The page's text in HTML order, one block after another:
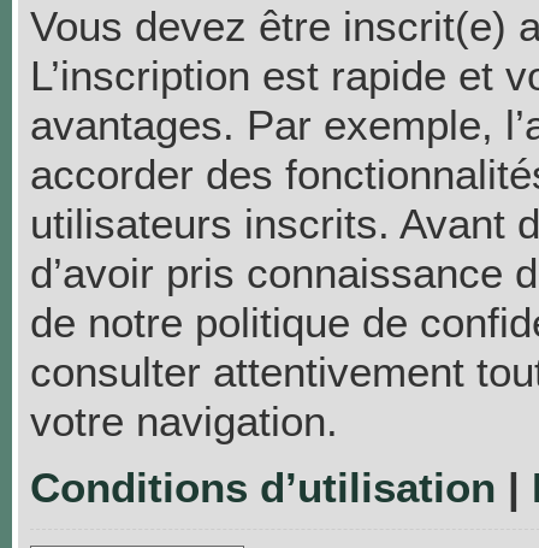
Vous devez être inscrit(e)
L’inscription est rapide et
avantages. Par exemple,
accorder des
utilisateurs inscrits. Avant
d’avoir pris connaissance
de notre politique de
consulter attentivement
votre navigation.
Conditions d’utilisation |